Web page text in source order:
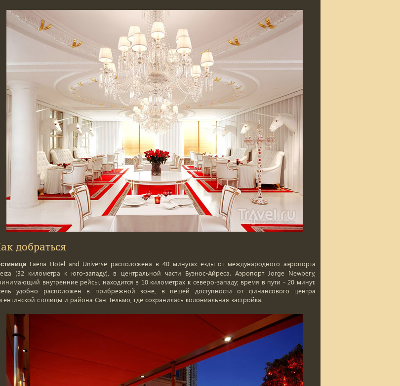
добраться
Faena Hotel and Universe расположена в 40 минутах езды от международного аэропорта
(32 километра к юго-западу), в центральной части Буэнос-Айреса. Аэропорт Jorge Newbery,
внутренние рейсы, находится в 10 километрах к северо-западу; время в пути - 20 минут.
удобно расположен в прибрежной зоне, в пешей доступности от финансового центра
столицы и района Сан-Тельмо, где сохранилась колониальная застройка.